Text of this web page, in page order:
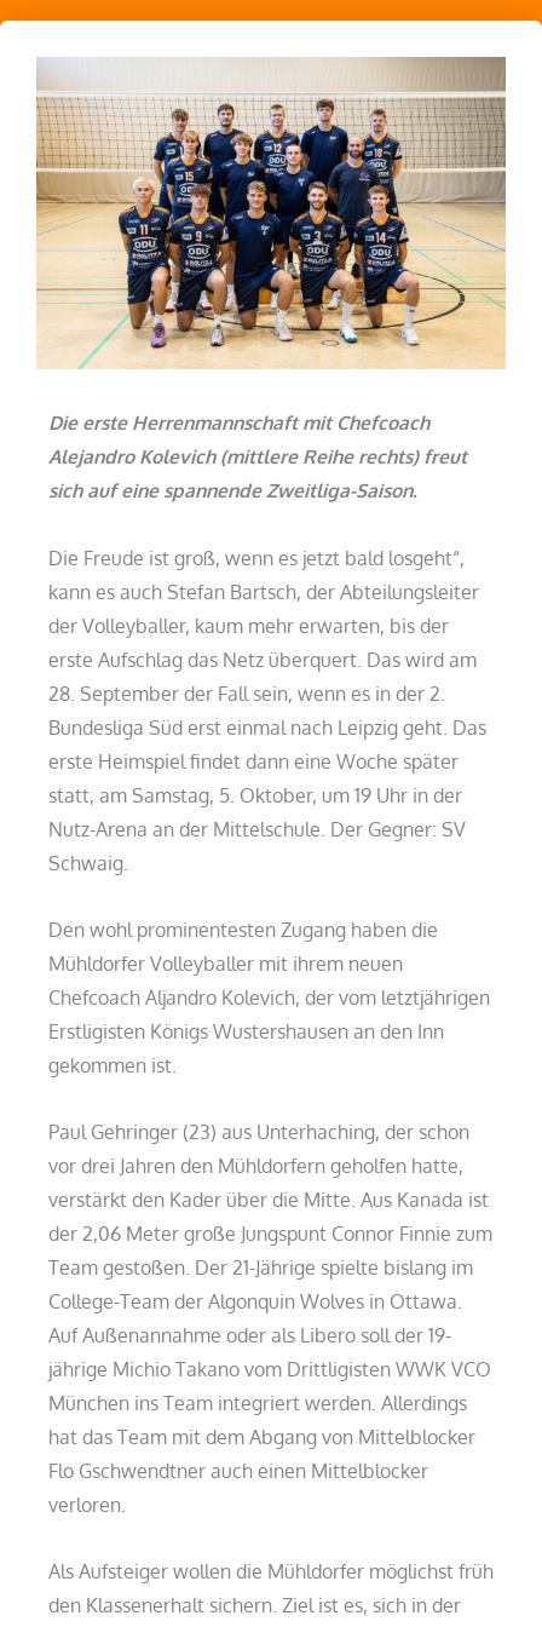
Die erste Herrenmannschaft mit Chefcoach
Alejandro Kolevich (mittlere Reihe rechts) freut
sich auf eine spannende Zweitliga-Saison.
Die Freude ist groß, wenn es jetzt bald losgeht“,
kann es auch Stefan Bartsch, der Abteilungsleiter
der Volleyballer, kaum mehr erwarten, bis der
erste Aufschlag das Netz überquert. Das wird am
28. September der Fall sein, wenn es in der 2.
Bundesliga Süd erst einmal nach Leipzig geht. Das
erste Heimspiel findet dann eine Woche später
statt, am Samstag, 5. Oktober, um 19 Uhr in der
Nutz-Arena an der Mittelschule. Der Gegner: SV
Schwaig.
Den wohl prominentesten Zugang haben die
Mühldorfer Volleyballer mit ihrem neuen
Chefcoach Aljandro Kolevich, der vom letztjährigen
Erstligisten Königs Wustershausen an den Inn
gekommen ist.
Paul Gehringer (23) aus Unterhaching, der schon
vor drei Jahren den Mühldorfern geholfen hatte,
verstärkt den Kader über die Mitte. Aus Kanada ist
der 2,06 Meter große Jungspunt Connor Finnie zum
Team gestoßen. Der 21-Jährige spielte bislang im
College-Team der Algonquin Wolves in Ottawa.
Auf Außenannahme oder als Libero soll der 19-
jährige Michio Takano vom Drittligisten WWK VCO
München ins Team integriert werden. Allerdings
hat das Team mit dem Abgang von Mittelblocker
Flo Gschwendtner auch einen Mittelblocker
verloren.
Als Aufsteiger wollen die Mühldorfer möglichst früh
den Klassenerhalt sichern. Ziel ist es, sich in der